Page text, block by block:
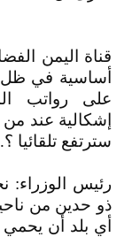
أساسية في ظل
على رواتب
إشكالية عند
سترتفع تلقائيا ؟.
رئيس الوزراء:
ذو حدين من
أي بلد أن